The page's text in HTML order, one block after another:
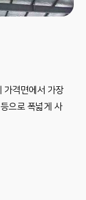
가격면에서 가장
으로 폭넓게 사